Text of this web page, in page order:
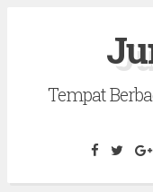
c
Tempat